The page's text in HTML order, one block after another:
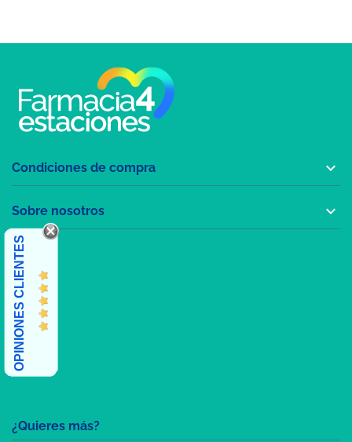
¿Quieres más?
Condiciones de compra 
Sobre nosotros 
OPINIONES CLIENTES